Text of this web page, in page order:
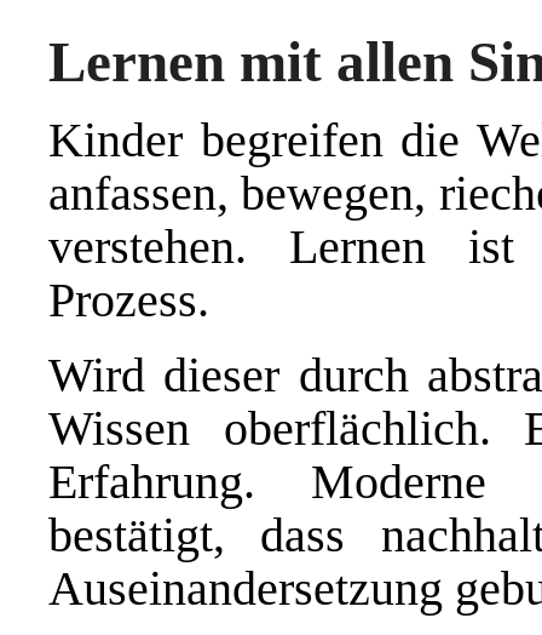
Lernen mit allen
Kinder begreifen die
anfassen, bewegen,
verstehen. Lernen
Prozess.
Wird dieser durch
Wissen
Erfahrung. Moderne
bestätigt, dass
Auseinandersetzung